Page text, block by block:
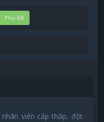
Phụ Đề
viên cấp thấp, đột